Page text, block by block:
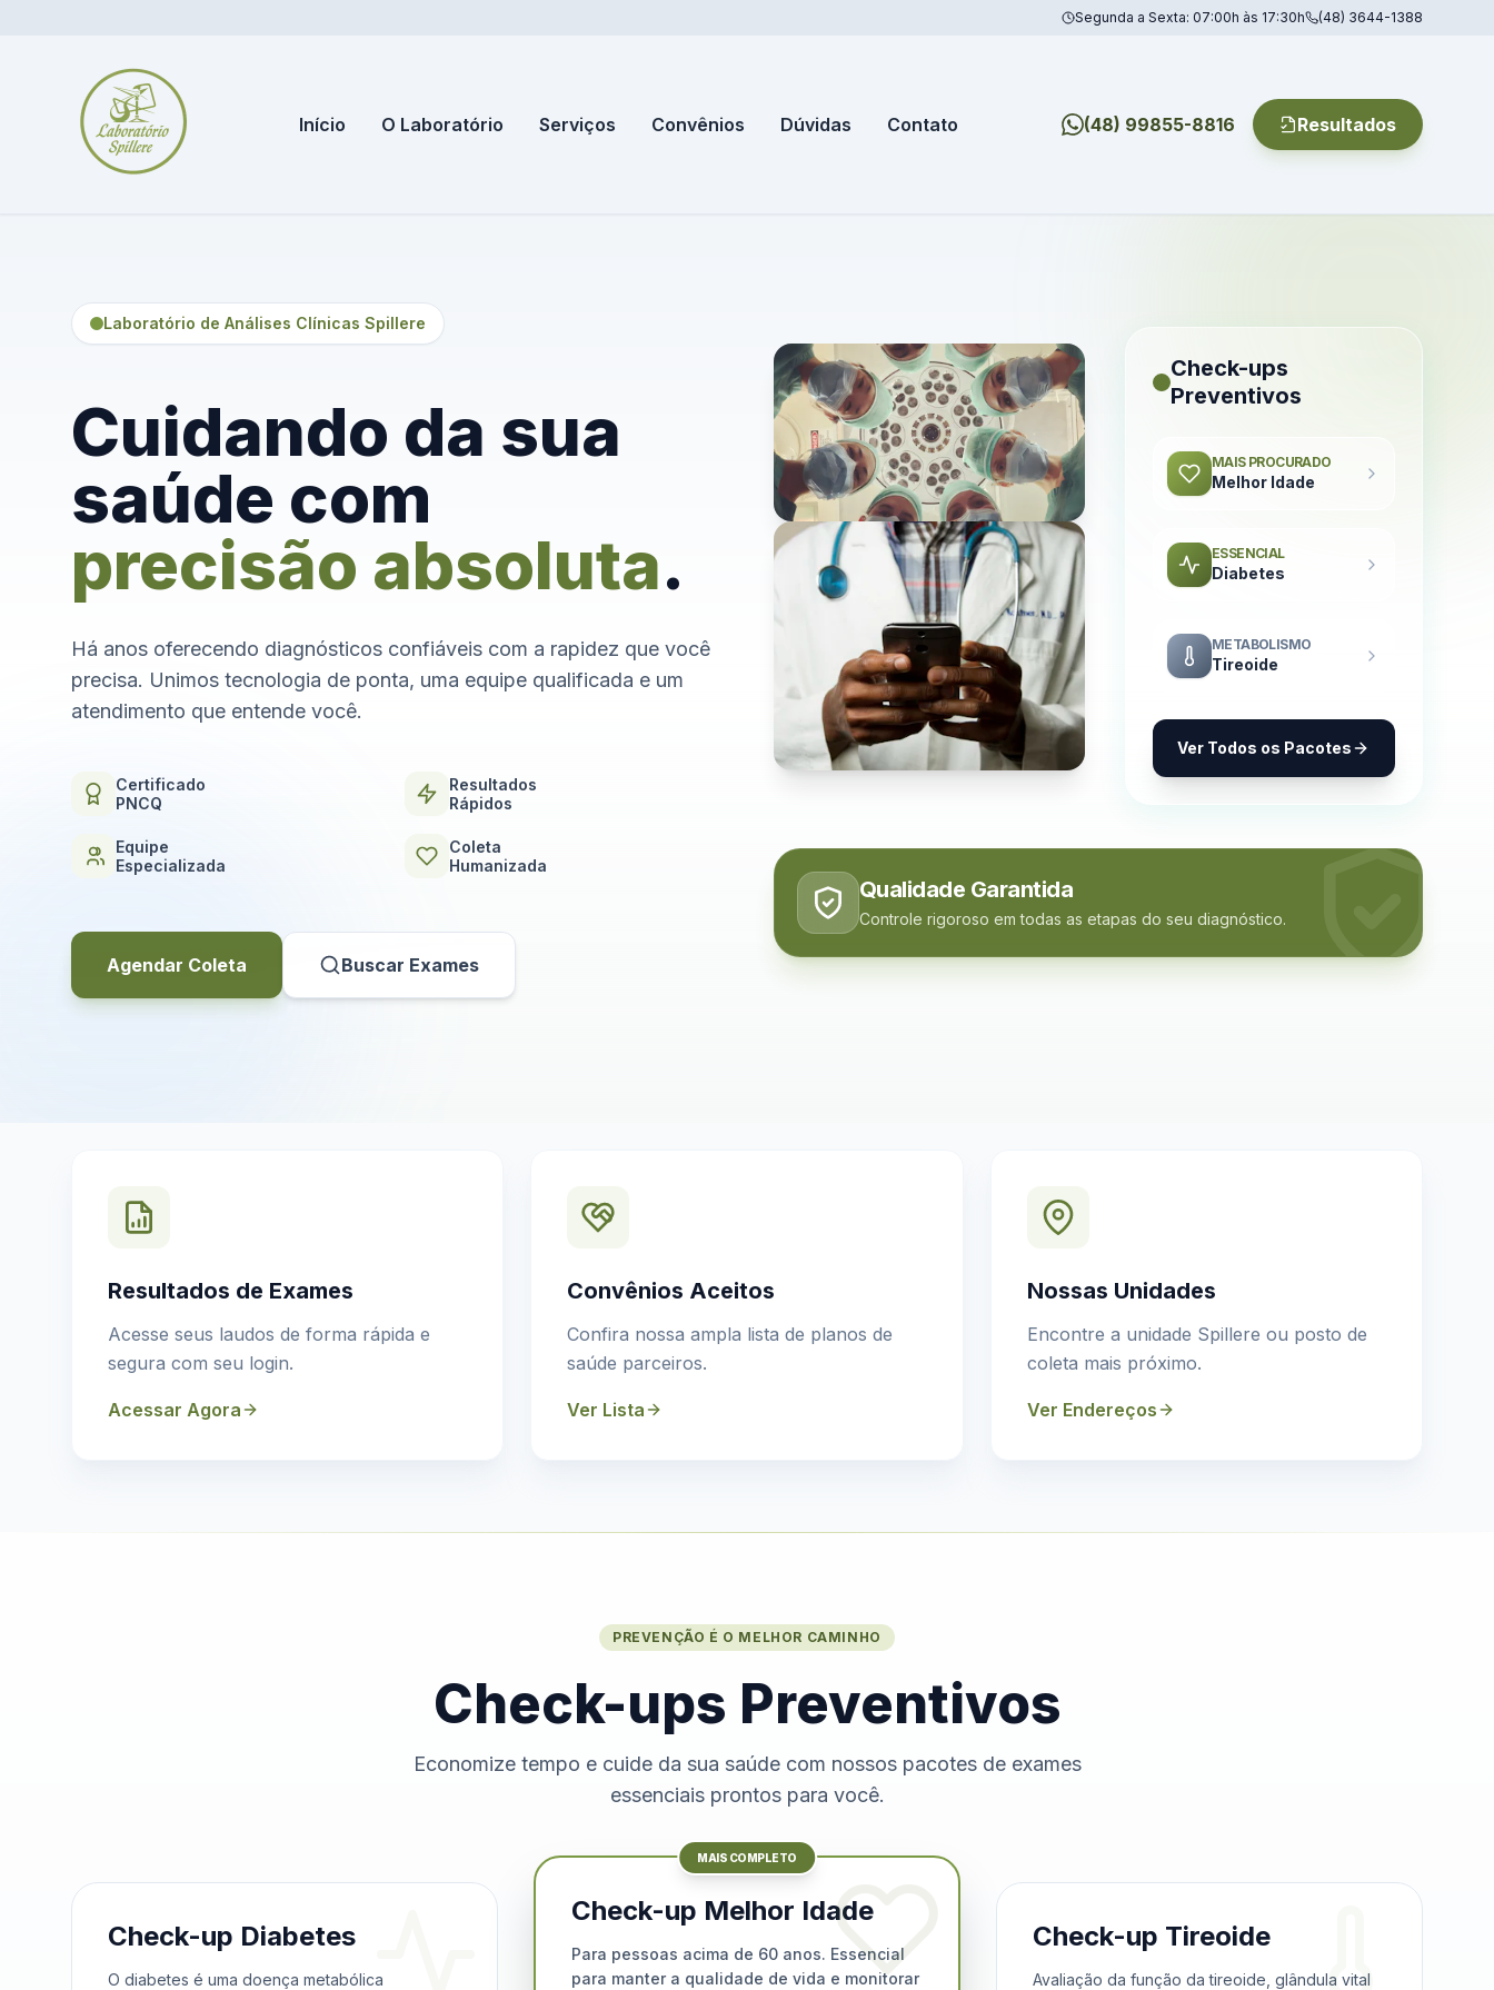
Segunda a Sexta: 07:00h às 17:30h (48) 3644-1388
Início O Laboratório Serviços Convênios Dúvidas Contato (48) 99855-8816 Resultados
Laboratório de Análises Clínicas Spillere
Cuidando da sua
saúde com
precisão absoluta.
Há anos oferecendo diagnósticos confiáveis com a rapidez que você
precisa. Unimos tecnologia de ponta, uma equipe qualificada e um
atendimento que entende você.
Certificado
PNCQ
Resultados
Rápidos
Equipe
Especializada
Coleta
Humanizada
Agendar Coleta Buscar Exames
Check-ups
Preventivos
MAIS PROCURADO
Melhor Idade
ESSENCIAL
Diabetes
METABOLISMO
Tireoide
Ver Todos os Pacotes
Qualidade Garantida
Controle rigoroso em todas as etapas do seu diagnóstico.
Resultados de Exames
Acesse seus laudos de forma rápida e
segura com seu login.
Acessar Agora
Convênios Aceitos
Confira nossa ampla lista de planos de
saúde parceiros.
Ver Lista
Nossas Unidades
Encontre a unidade Spillere ou posto de
coleta mais próximo.
Ver Endereços
PREVENÇÃO É O MELHOR CAMINHO
Check-ups Preventivos
Economize tempo e cuide da sua saúde com nossos pacotes de exames
essenciais prontos para você.
Check-up Diabetes
O diabetes é uma doença metabólica
MAIS COMPLETO
Check-up Melhor Idade
Para pessoas acima de 60 anos. Essencial
para manter a qualidade de vida e monitorar
Check-up Tireoide
Avaliação da função da tireoide, glândula vital